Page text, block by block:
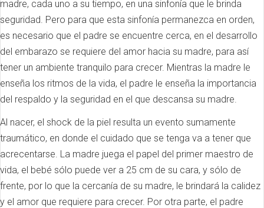
madre, cada uno a su tiempo, en una sinfonía que le brinda
seguridad. Pero para que esta sinfonía permanezca en orden,
es necesario que el padre se encuentre cerca, en el desarrollo
del embarazo se requiere del amor hacia su madre, para así
tener un ambiente tranquilo para crecer. Mientras la madre le
enseña los ritmos de la vida, el padre le enseña la importancia
del respaldo y la seguridad en el que descansa su madre.
Al nacer, el shock de la piel resulta un evento sumamente
traumático, en donde el cuidado que se tenga va a tener que
acrecentarse. La madre juega el papel del primer maestro de
vida, el bebé sólo puede ver a 25 cm de su cara, y sólo de
frente, por lo que la cercanía de su madre, le brindará la calidez
y el amor que requiere para crecer. Por otra parte, el padre